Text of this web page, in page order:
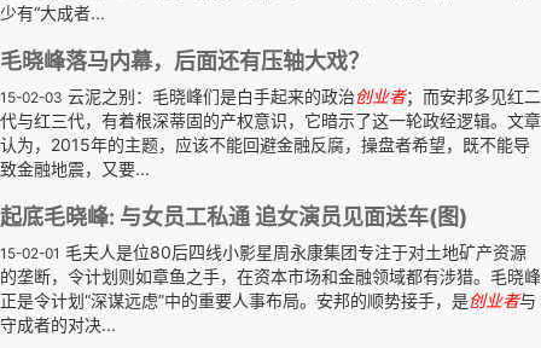
少有“大成者...
毛晓峰落马内幕，后面还有压轴大戏？
15-02-03 云泥之别：毛晓峰们是白手起来的政治创业者；而安邦多见红二
代与红三代，有着根深蒂固的产权意识，它暗示了这一轮政经逻辑。文章
认为，2015年的主题，应该不能回避金融反腐，操盘者希望，既不能导
致金融地震，又要...
起底毛晓峰: 与女员工私通 追女演员见面送车(图)
15-02-01 毛夫人是位80后四线小影星周永康集团专注于对土地矿产资源
的垄断，令计划则如章鱼之手，在资本市场和金融领域都有涉猎。毛晓峰
正是令计划“深谋远虑”中的重要人事布局。安邦的顺势接手，是创业者与
守成者的对决...